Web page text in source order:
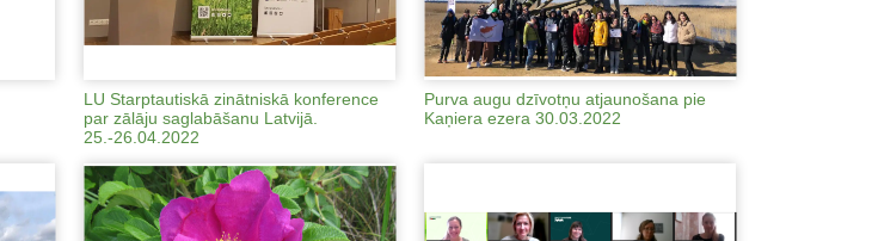
LU Starptautiskā zinātniskā konference
par zālāju saglabāšanu Latvijā.
25.-26.04.2022
Purva augu dzīvotņu atjaunošana pie
Kaņiera ezera 30.03.2022